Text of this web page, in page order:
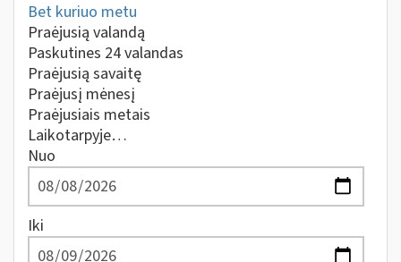
Bet kuriuo metu
Praėjusią valandą
Paskutines 24 valandas
Praėjusią savaitę
Praėjusį mėnesį
Praėjusiais metais
Laikotarpyje…
Nuo
Iki